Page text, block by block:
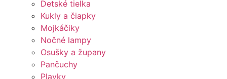
Detské tielka
Kukly a čiapky
Mojkáčiky
Nočné lampy
Osušky a župany
Pančuchy
Plavky